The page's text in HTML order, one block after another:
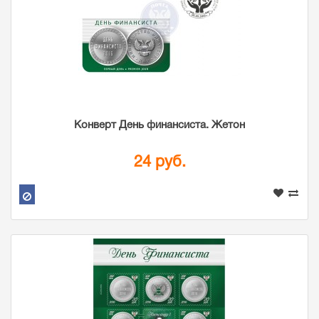
Конверт День финансиста. Жетон
24 руб.